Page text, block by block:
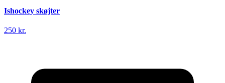
Ishockey skøjter
250 kr.